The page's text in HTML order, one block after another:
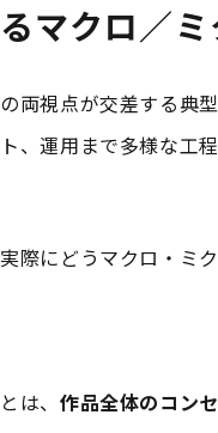
マクロ／ミ
両視点が交差する典
、運用まで多様な工
際にどうマクロ・ミ
は、 作品全体のコン